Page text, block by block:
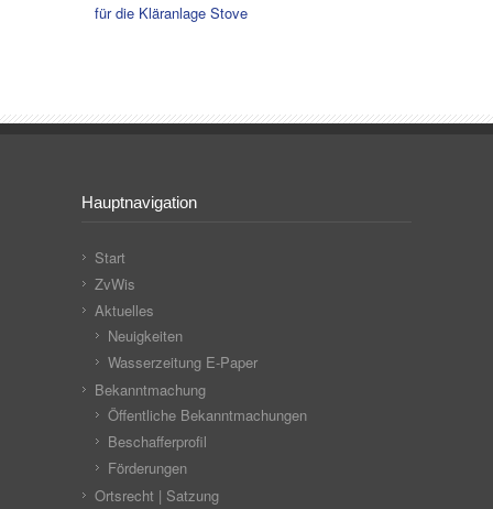
für die Kläranlage Stove
Hauptnavigation
Start
ZvWis
Aktuelles
Neuigkeiten
Wasserzeitung E-Paper
Bekanntmachung
Öffentliche Bekanntmachungen
Beschafferprofil
Förderungen
Ortsrecht | Satzung